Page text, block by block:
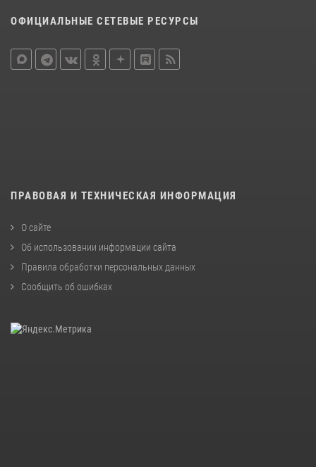
ОФИЦИАЛЬНЫЕ СЕТЕВЫЕ РЕСУРСЫ
ПРАВОВАЯ И ТЕХНИЧЕСКАЯ ИНФОРМАЦИЯ
О сайте
Об использовании информации сайта
Правила обработки персональных данных
Сообщить об ошибках